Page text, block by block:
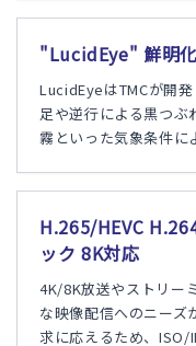
"LucidEye" 鮮明
LucidEyeはTMCが開
足や逆行による黒つぶ
霧といった気象条件に
H.265/HEVC
ック 8K対応
4K/8K放送やストリー
な映像配信へのニーズ
求に応えるため、ISO/